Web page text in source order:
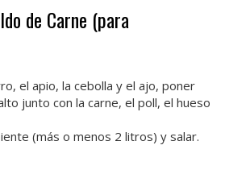
de Carne (para
el apio, la cebolla y el ajo, poner
junto con la carne, el poll, el hueso
(más o menos 2 litros) y salar.